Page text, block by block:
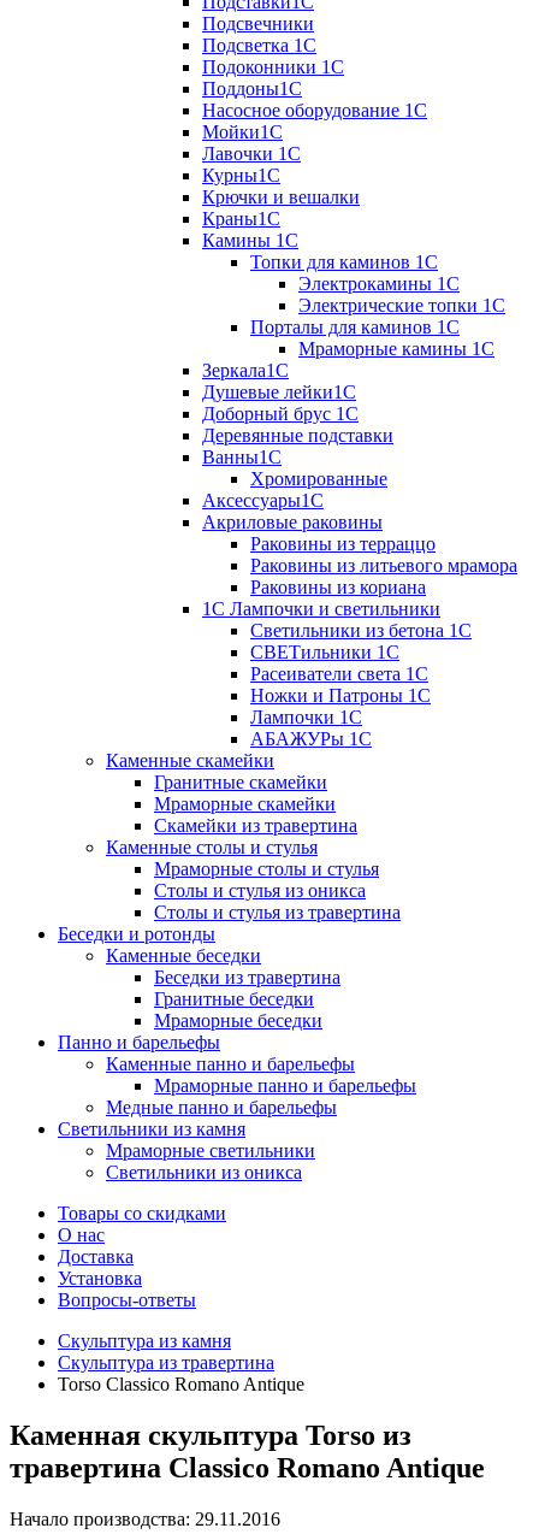
Подсвечники
Подсветка 1С
Подоконники 1С
Поддоны1С
Насосное оборудование 1С
Мойки1С
Лавочки 1С
Курны1С
Крючки и вешалки
Краны1С
Камины 1C
Топки для каминов 1C
Электрокамины 1С
Электрические топки 1C
Порталы для каминов 1С
Мраморные камины 1C
Зеркала1С
Душевые лейки1С
Доборный брус 1С
Деревянные подставки
Ванны1С
Хромированные
Аксессуары1С
Акриловые раковины
Раковины из терраццо
Раковины из литьевого мрамора
Раковины из кориана
1С Лампочки и светильники
Светильники из бетона 1С
СВЕТильники 1С
Расеиватели света 1С
Ножки и Патроны 1С
Лампочки 1С
АБАЖУРы 1С
Каменные скамейки
Гранитные скамейки
Мраморные скамейки
Скамейки из травертина
Каменные столы и стулья
Мраморные столы и стулья
Столы и стулья из оникса
Столы и стулья из травертина
Беседки и ротонды
Каменные беседки
Беседки из травертина
Гранитные беседки
Мраморные беседки
Панно и барельефы
Каменные панно и барельефы
Мраморные панно и барельефы
Медные панно и барельефы
Светильники из камня
Мраморные светильники
Светильники из оникса
Товары со скидками
О нас
Доставка
Установка
Вопросы-ответы
Скульптура из камня
Скульптура из травертина
Torso Classico Romano Antique
Каменная скульптура Torso из
травертина Classico Romano Antique
Начало производства: 29.11.2016